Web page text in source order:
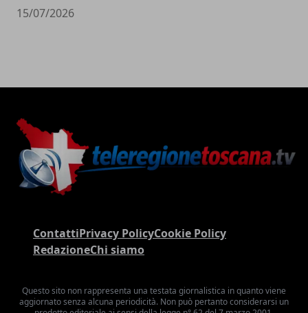
15/07/2026
ContattiPrivacy PolicyCookie Policy
RedazioneChi siamo
Questo sito non rappresenta una testata giornalistica in quanto viene
aggiornato senza alcuna periodicità. Non può pertanto considerarsi un